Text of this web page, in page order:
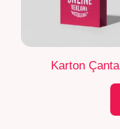
Karton Çanta